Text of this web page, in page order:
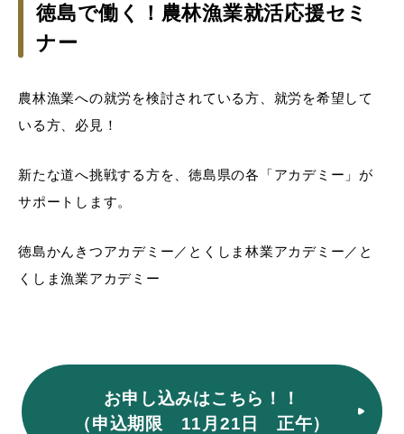
徳島で働く！農林漁業就活応援セミ
ナー
農林漁業への就労を検討されている方、就労を希望して
いる方、必見！
新たな道へ挑戦する方を、徳島県の各「アカデミー」が
サポートします。
徳島かんきつアカデミー／とくしま林業アカデミー／と
くしま漁業アカデミー
お申し込みはこちら！！
（申込期限 11月21日 正午）